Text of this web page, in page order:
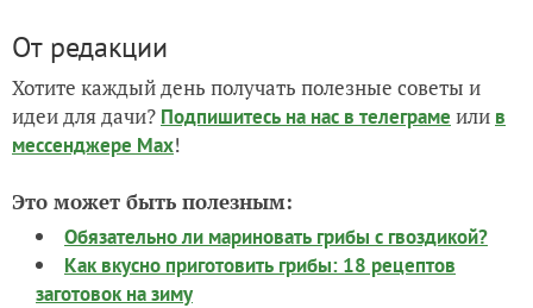
От редакции
Хотите каждый день получать полезные советы и
идеи для дачи? Подпишитесь на нас в телеграме или в
мессенджере Max!
Это может быть полезным:
Обязательно ли мариновать грибы с гвоздикой?
Как вкусно приготовить грибы: 18 рецептов
заготовок на зиму